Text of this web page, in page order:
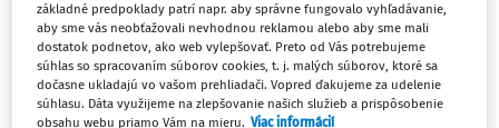
Máte predplatné? Prihláste sa
základné predpoklady patrí napr. aby správne fungovalo vyhľadávanie,
aby sme vás neobťažovali nevhodnou reklamou alebo aby sme mali
dostatok podnetov, ako web vylepšovať. Preto od Vás potrebujeme
súhlas so spracovaním súborov cookies, t. j. malých súborov, ktoré sa
dočasne ukladajú vo vašom prehliadači. Vopred ďakujeme za udelenie
súhlasu. Dáta využijeme na zlepšovanie našich služieb a prispôsobenie
obsahu webu priamo Vám na mieru. Viac informácií